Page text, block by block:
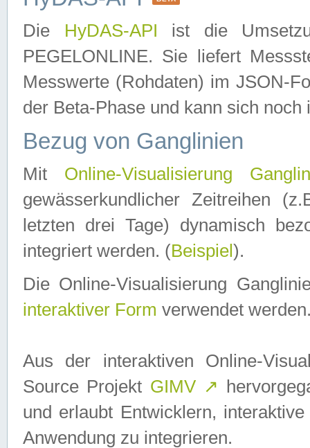
Die HyDAS-API ist die
PEGELONLINE. Sie liefert
Messwerte (Rohdaten) im JSON-
der Beta-Phase und kann sich noch
Bezug von Ganglinien
Mit Online-Visualisierung
gewässerkundlicher Zeitreihen
letzten drei Tage) dynamisch
integriert werden. (Beispiel ).
Die Online-Visualisierung
interaktiver Form verwendet
Aus der interaktiven Online-
Source Projekt GIMV ↗
und erlaubt Entwicklern,
Anwendung zu integrieren.